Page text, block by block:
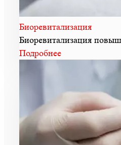
Биоревитализация
Биоревитализация
Подробнее